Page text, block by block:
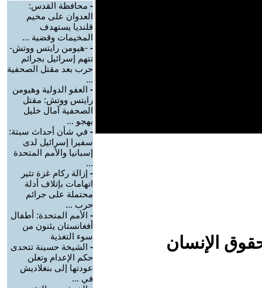
الإنسان
- محافظة القدس:
العدوان على مخيم
قلنديا يستهدف
المخيمات وقضية ...
- -هيومن رايتس ووتش-
تتهم إسرائيل بجرائم
حرب بعد مقتل الصحفية
...
- العفو الدولية وهيومن
رايتس ووتش: مقتل
الصحفية آمال خليل
بهجو ...
- في شأن أحداث سبتة:
سفيرا إسرائيل لدى
إسبانيا والأمم المتحدة
...
- إزالة ركام غزة تثير
اتهامات بإتلاف أدلة
محتملة على جرائم
حرب ...
- الأمم المتحدة: أطفال
أفغانستان يئنون من
سوء التغذية
- الشيخة حسينة تتحدى
حكم الإعدام وتعلن
عودتها إلى بنغلاديش
في ...